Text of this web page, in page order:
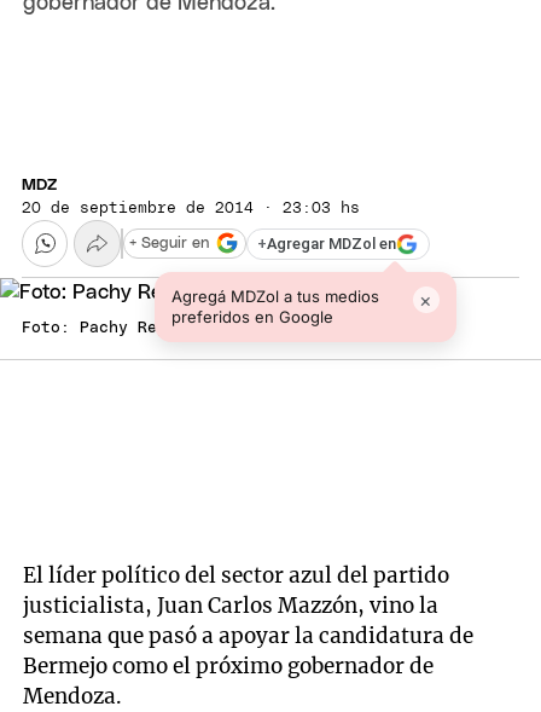
MDZ
20 de septiembre de 2014 · 23:03 hs
+Agregar MDZol en
Agregá MDZol a tus medios
preferidos en Google
×
+ Seguir en
Foto: Pachy Reynoso/MDZ
El líder político del sector azul del partido
justicialista, Juan Carlos Mazzón, vino la
semana que pasó a apoyar la candidatura de
Bermejo como el próximo gobernador de
Mendoza.